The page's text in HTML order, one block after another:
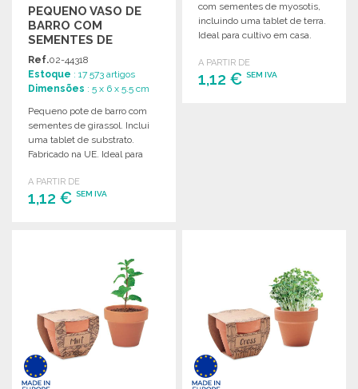
PEQUENO VASO DE
BARRO COM
SEMENTES DE
GIRASSOL A PREÇO
GROSSISTA
Ref.02-44318
Estoque : 17 573 artigos
Dimensões : 5 x 6 x 5.5 cm
Pequeno pote de barro com
sementes de girassol. Inclui
uma tablet de substrato.
Fabricado na UE. Ideal para
A PARTIR DE
1,12 € SEM IVA
Solicitar um orçamento
com sementes de myosotis,
incluindo uma tablet de terra.
Ideal para cultivo em casa.
A PARTIR DE
1,12 €SEM IVA